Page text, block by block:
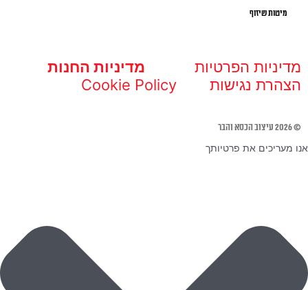
מיטות שיזוף
מדיניות הפרטיות
מדיניות החנות
הצהרת נגישות
Cookie Policy
© 2026 עיצוב הכסא והבר
אנו מעריכים את פרטיותך